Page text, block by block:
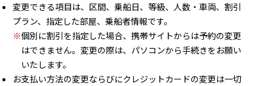
変更できる項目は、区間、乗船日、等級、人数・車両、割引
プラン、指定した部屋、乗船者情報です。
※個別に割引を指定した場合、携帯サイトからは予約の変更
はできません。変更の際は、パソコンから手続きをお願い
いたします。
お支払い方法の変更ならびにクレジットカードの変更は一切